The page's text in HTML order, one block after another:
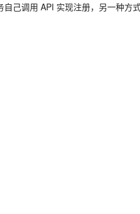
己调用 API 实现注册，另一种方